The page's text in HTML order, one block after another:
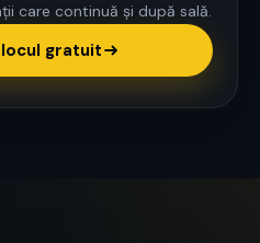
care continuă și după sală.
gratuit